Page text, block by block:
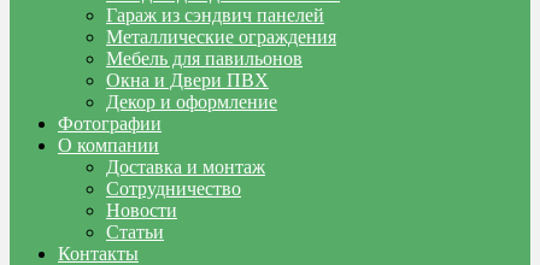
Гараж из сэндвич панелей
Металлические ограждения
Мебель для павильонов
Окна и Двери ПВХ
Декор и оформление
Фотографии
О компании
Доставка и монтаж
Сотрудничество
Новости
Статьи
Контакты